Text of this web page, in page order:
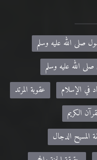
صلى الله عليه وسلم
صلى الله عليه وسلم
في الإسلام
عقوبة المرتد
الكريم
المسيح الدجال